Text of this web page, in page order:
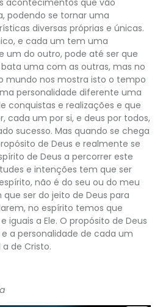
acontecimentos que vão
podendo se tornar uma
diversas próprias e únicas.
e cada um tem uma
um do outro, pode até ser que
uma com as outras, mas no
mundo nos mostra isto o tempo
personalidade diferente uma
conquistas e realizações e que
cada um por si, e deus por todos,
sucesso. Mas quando se chega
de Deus e realmente se
de Deus a percorrer este
e intenções tem que ser
não é do seu ou do meu
ser do jeito de Deus para
no espírito temos que
iguais a Ele. O propósito de Deus
a personalidade de cada um
de Cristo.